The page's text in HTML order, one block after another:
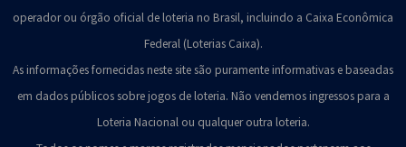
operador ou órgão oficial de loteria no Brasil, incluindo a Caixa Econômica
Federal (Loterias Caixa).
As informações fornecidas neste site são puramente informativas e baseadas
em dados públicos sobre jogos de loteria. Não vendemos ingressos para a
Loteria Nacional ou qualquer outra loteria.